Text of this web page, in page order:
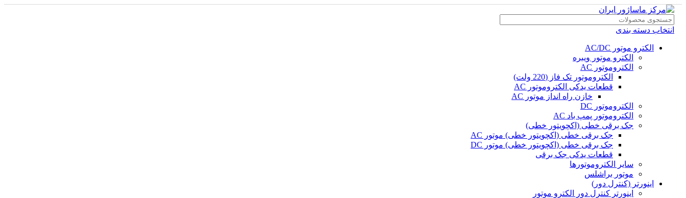
انتخاب دسته بندی
الکترو موتور AC/DC
الکترو موتور ویبره
الکتروموتور AC
الکتروموتور تک فاز (220 ولت)
قطعات یدکی الکتروموتور AC
خازن راه انداز موتور AC
الکتروموتور DC
الکتروموتور پمپ باد AC
جک برقی خطی (اکچویتور خطی)
جک برقی خطی (اکچویتور خطی) موتور AC
جک برقی خطی (اکچویتور خطی) موتور DC
قطعات یدکی جک برقی
سایر الکتروموتورها
موتور براشلس
اینورتر (کنترل دور)
اینورتر کنترل دور الکترو موتور